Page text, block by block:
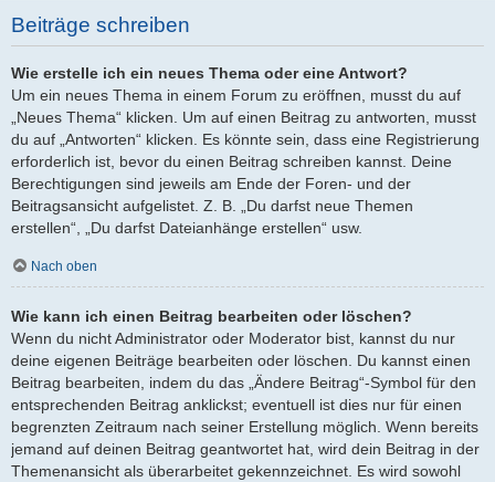
Beiträge schreiben
Wie erstelle ich ein neues Thema oder eine Antwort?
Um ein neues Thema in einem Forum zu eröffnen, musst du auf
„Neues Thema“ klicken. Um auf einen Beitrag zu antworten, musst
du auf „Antworten“ klicken. Es könnte sein, dass eine Registrierung
erforderlich ist, bevor du einen Beitrag schreiben kannst. Deine
Berechtigungen sind jeweils am Ende der Foren- und der
Beitragsansicht aufgelistet. Z. B. „Du darfst neue Themen
erstellen“, „Du darfst Dateianhänge erstellen“ usw.
Nach oben
Wie kann ich einen Beitrag bearbeiten oder löschen?
Wenn du nicht Administrator oder Moderator bist, kannst du nur
deine eigenen Beiträge bearbeiten oder löschen. Du kannst einen
Beitrag bearbeiten, indem du das „Ändere Beitrag“-Symbol für den
entsprechenden Beitrag anklickst; eventuell ist dies nur für einen
begrenzten Zeitraum nach seiner Erstellung möglich. Wenn bereits
jemand auf deinen Beitrag geantwortet hat, wird dein Beitrag in der
Themenansicht als überarbeitet gekennzeichnet. Es wird sowohl